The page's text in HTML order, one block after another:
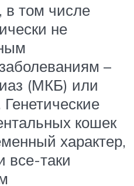
в том числе
не
–
(МКБ) или
Генетические
кошек
характер,
все-таки